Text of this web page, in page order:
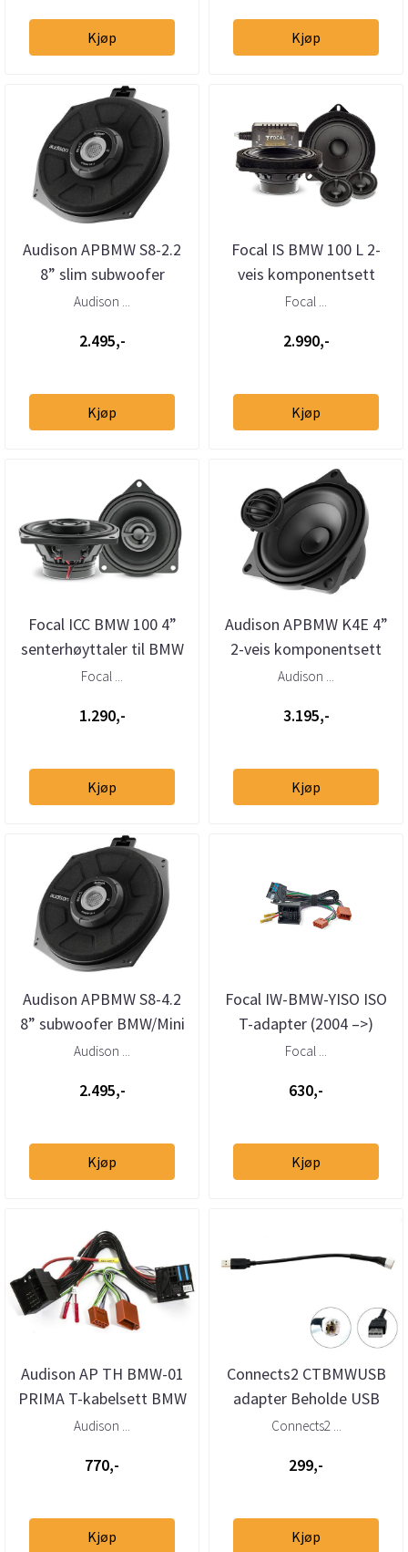
Kjøp Kjøp
Audison APBMW S8-2.2
8” slim subwoofer
BMW/Mini 2 Ohm (stk)
Audison ...
2.495,-
Kjøp
Focal IS BMW 100 L 2-
veis komponentsett
Focal ...
2.990,-
Kjøp
Focal ICC BMW 100 4”
senterhøyttaler til BMW
Focal ...
1.290,-
Kjøp
Audison APBMW K4E 4”
2-veis komponentsett
for BMW/Mini stor kurv
Audison ...
3.195,-
Kjøp
Audison APBMW S8-4.2
8” subwoofer BMW/Mini
4 Ohm (stk)
Audison ...
2.495,-
Kjøp
Focal IW-BMW-YISO ISO
T-adapter (2004 –>)
Focal ...
630,-
Kjøp
Audison AP TH BMW-01
PRIMA T-kabelsett BMW
Mini (2001–>)
Audison ...
770,-
Kjøp
Connects2 CTBMWUSB
adapter Beholde USB
BMW, Mini (2009–>)
Connects2 ...
299,-
Kjøp